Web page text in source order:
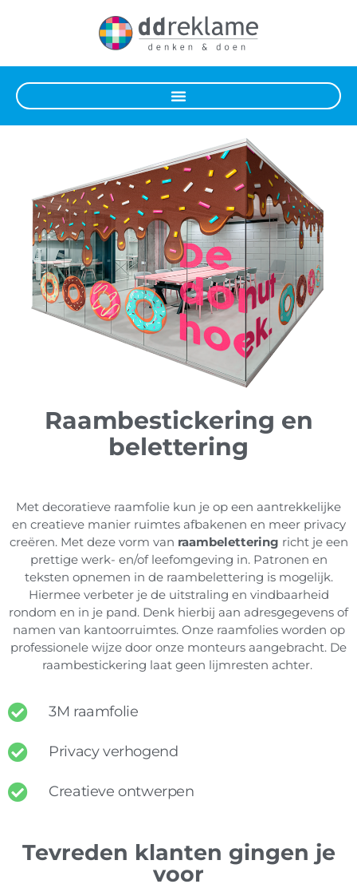
Raambestickering en
belettering
Met decoratieve raamfolie kun je op een aantrekkelijke
en creatieve manier ruimtes afbakenen en meer privacy
creëren. Met deze vorm van raambelettering richt je een
prettige werk- en/of leefomgeving in. Patronen en
teksten opnemen in de raambelettering is mogelijk.
Hiermee verbeter je de uitstraling en vindbaarheid
rondom en in je pand. Denk hierbij aan adresgegevens of
namen van kantoorruimtes. Onze raamfolies worden op
professionele wijze door onze monteurs aangebracht. De
raambestickering laat geen lijmresten achter.
3M raamfolie
Privacy verhogend
Creatieve ontwerpen
Tevreden klanten gingen je
voor